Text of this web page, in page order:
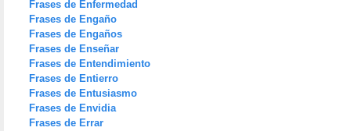
Frases de Enfermedad
Frases de Engaño
Frases de Engaños
Frases de Enseñar
Frases de Entendimiento
Frases de Entierro
Frases de Entusiasmo
Frases de Envidia
Frases de Errar